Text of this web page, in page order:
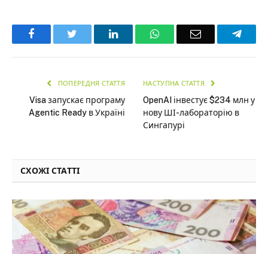
Facebook LinkedInWhatsAppEmail
ПОПЕРЕДНЯ СТАТТЯ
Visa запускає програму
Agentic Ready в Україні
НАСТУПНА СТАТТЯ
OpenAI інвестує $234 млн у
нову ШІ-лабораторію в
Сингапурі
СХОЖІ СТАТТІ